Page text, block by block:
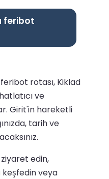
feribot
rotası, Kiklad
ve
Girit'in hareketli
tarih ve
ziyaret edin,
keşfedin veya